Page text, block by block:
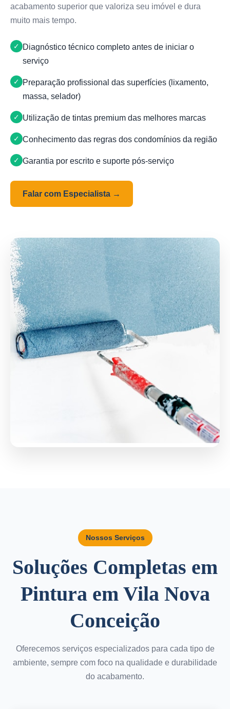
acabamento superior que valoriza seu imóvel e dura
muito mais tempo.
Diagnóstico técnico completo antes de iniciar o
serviço
Preparação profissional das superfícies (lixamento,
massa, selador)
Utilização de tintas premium das melhores marcas
Conhecimento das regras dos condomínios da região
Garantia por escrito e suporte pós-serviço
Falar com Especialista →
Nossos Serviços
Soluções Completas em
Pintura em Vila Nova
Conceição
Oferecemos serviços especializados para cada tipo de
ambiente, sempre com foco na qualidade e durabilidade
do acabamento.